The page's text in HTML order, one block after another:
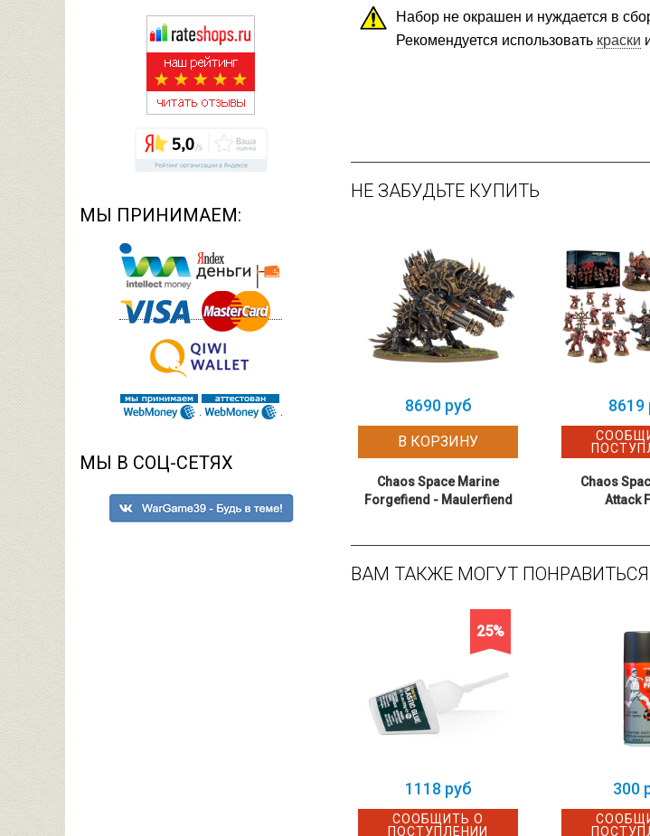
МЫ ПРИНИМАЕМ:
МЫ В СОЦ-СЕТЯХ
Набор не окрашен и нуждается в
Рекомендуется использовать краски
НЕ ЗАБУДЬТЕ КУПИТЬ
8690 руб
В КОРЗИНУ
Chaos Space Marine
Forgefiend - Maulerfiend
8619
Chaos
Attack
ВАМ ТАКЖЕ МОГУТ ПОНРАВИТЬСЯ
25%
1118 руб
СООБЩИТЬ О
ПОСТУПЛЕНИИ
300